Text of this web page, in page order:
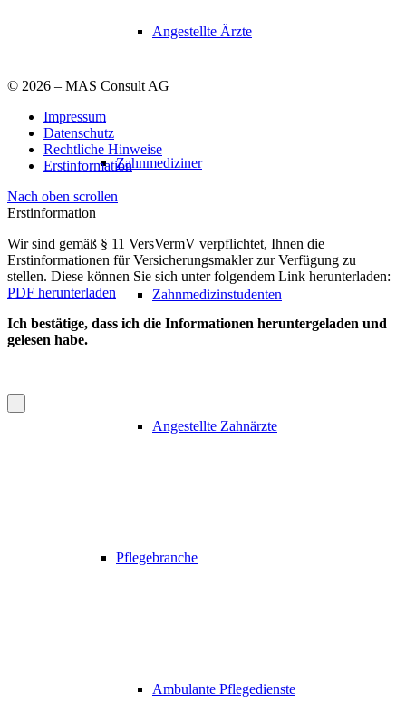
Angestellte Ärzte
Zahnmediziner
Zahnmedizinstudenten
Angestellte Zahnärzte
Pflegebranche
Ambulante Pflegedienste
© 2026 – MAS Consult AG
Impressum
Datenschutz
Rechtliche Hinweise
Erstinformation
Nach oben scrollen
Erstinformation
Wir sind gemäß § 11 VersVermV verpflichtet, Ihnen die
Erstinformationen für Versicherungs­makler zur Verfügung zu
stellen. Diese können Sie sich unter folgendem Link herunterladen:
PDF herunterladen
Ich bestätige, dass ich die Informationen heruntergeladen und
gelesen habe.